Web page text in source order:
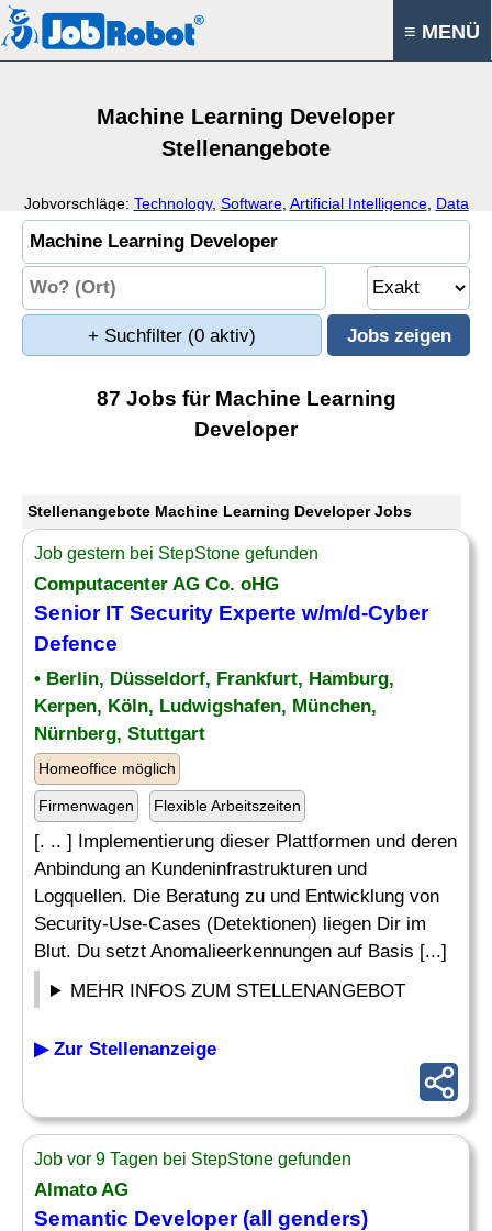
≡ MENÜ
Machine Learning Developer
Stellenangebote
Jobvorschläge: Technology, Software, Artificial Intelligence, Data
Science
+ Suchfilter (0 aktiv)
87 Jobs für Machine Learning
Developer
Stellenangebote Machine Learning Developer Jobs
Job gestern bei StepStone gefunden
Computacenter AG Co. oHG
Senior IT Security Experte w/m/d-Cyber
Defence
• Berlin, Düsseldorf, Frankfurt, Hamburg,
Kerpen, Köln, Ludwigshafen, München,
Nürnberg, Stuttgart
Homeoffice möglich
Firmenwagen Flexible Arbeitszeiten
[. .. ] Implementierung dieser Plattformen und deren
Anbindung an Kundeninfrastrukturen und
Logquellen. Die Beratung zu und Entwicklung von
Security-Use-Cases (Detektionen) liegen Dir im
Blut. Du setzt Anomalieerkennungen auf Basis [...]
MEHR INFOS ZUM STELLENANGEBOT
▶ Zur Stellenanzeige
Job vor 9 Tagen bei StepStone gefunden
Almato AG
Semantic Developer(all genders)